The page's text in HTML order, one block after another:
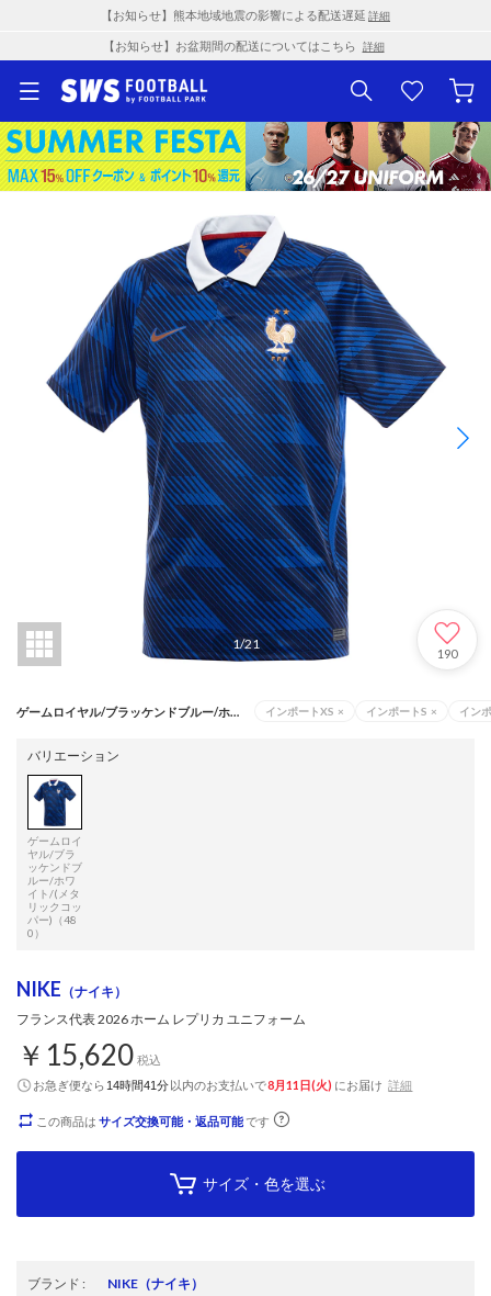
【お知らせ】熊本地域地震の影響による配送遅延 詳細
【お知らせ】お盆期間の配送についてはこちら 詳細
1/21
190
ゲームロイヤル/ブラッケンドブルー/ホワイト/(メタリックコッパー)（480） インポートXS × インポートS × イン
バリエーション
ゲームロイ
ヤル/ブラ
ッケンドブ
ルー/ホワ
イト/(メタ
リックコッ
パー)（48
0）
NIKE （ナイキ）
フランス代表 2026 ホーム レプリカ ユニフォーム
￥15,620 税込
お急ぎ便なら 14時間41分以内のお支払いで8月11日(火) にお届け 詳細
この商品は サイズ交換可能・返品可能です
サイズ・色を選ぶ
ブランド : NIKE （ナイキ）